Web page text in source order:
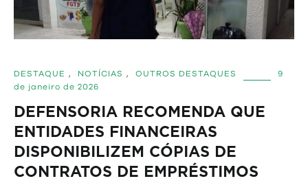
DESTAQUE , NOTÍCIAS , OUTROS DESTAQUES
9
de janeiro de 2026
DEFENSORIA RECOMENDA QUE
ENTIDADES FINANCEIRAS
DISPONIBILIZEM CÓPIAS DE
CONTRATOS DE EMPRÉSTIMOS